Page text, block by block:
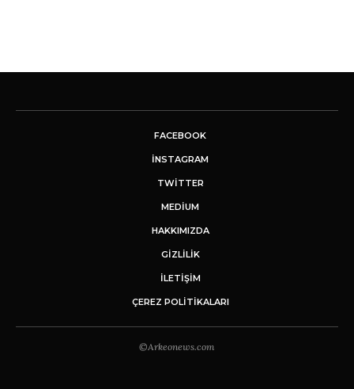
FACEBOOK
INSTAGRAM
TWITTER
MEDIUM
HAKKIMIZDA
GİZLİLİK
İLETIŞIM
ÇEREZ POLITIKALARI
©Arkeonews.com